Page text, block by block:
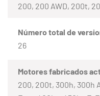
200, 200 AWD, 200t,
Número total de
26
Motores fabricados
200, 200t, 300h, 300h